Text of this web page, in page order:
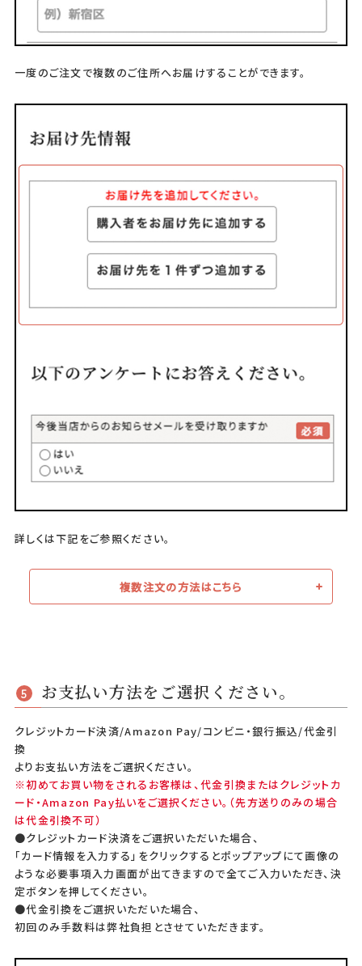
一度のご注文で複数のご住所へお届けすることができます。
詳しくは下記をご参照ください。
複数注文の方法はこちら
5 お支払い方法をご選択ください。
クレジットカード決済/Amazon Pay/コンビニ・銀行振込/代金引
換
よりお支払い方法をご選択ください。
※初めてお買い物をされるお客様は、代金引換またはクレジットカ
ード・Amazon Pay払いをご選択ください。（先方送りのみの場合
は代金引換不可）
●クレジットカード決済をご選択いただいた場合、
「カード情報を入力する」をクリックするとポップアップにて画像の
ような必要事項入力画面が出てきますので全てご入力いただき、決
定ボタンを押してください。
●代金引換をご選択いただいた場合、
初回のみ手数料は弊社負担とさせていただきます。